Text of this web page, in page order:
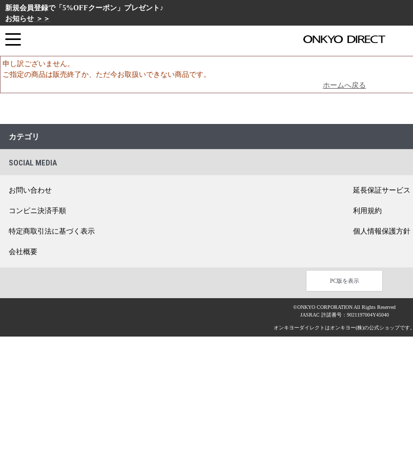
新規会員登録で「5%OFFクーポン」プレゼント♪
お知らせ ＞＞
申し訳ございません。
ご指定の商品は販売終了か、ただ今お取扱いできない商品です。
ホームへ戻る
カテゴリ
SOCIAL MEDIA
お問い合わせ 延長保証サービス
コンビニ決済手順 利用規約
特定商取引法に基づく表示 個人情報保護方針
会社概要
PC版を表示
©ONKYO CORPORATION All Rights Reserved
JASRAC 許諾番号：9021197004Y45040
オンキヨーダイレクトはオンキヨー(株)の公式ショップです。